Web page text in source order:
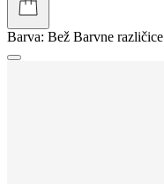
Barva: Bež Barvne različice